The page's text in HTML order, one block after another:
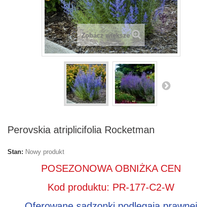
Zobacz większe
Perovskia atriplicifolia Rocketman
Stan: Nowy produkt
POSEZONOWA OBNIŻKA CEN
Kod produktu: PR-177-C2-W